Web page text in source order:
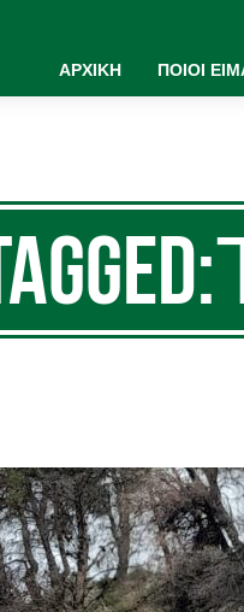
ΑΡΧΙΚΗ ΠΟΙΟΙ